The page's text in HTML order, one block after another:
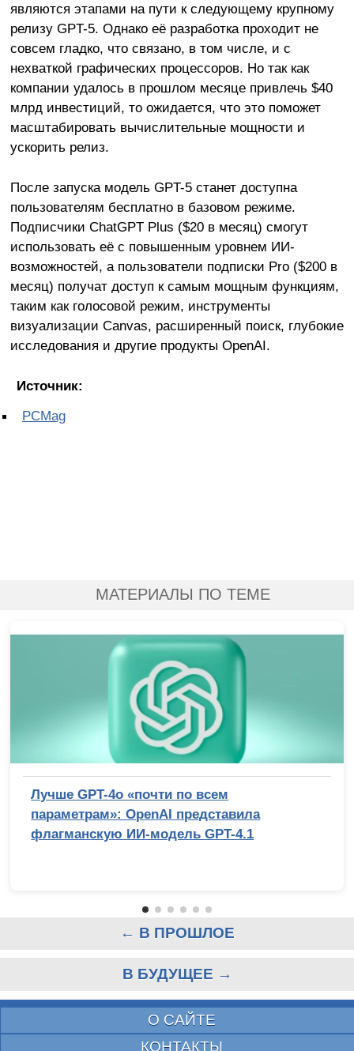
являются этапами на пути к следующему крупному
релизу GPT-5. Однако её разработка проходит не
совсем гладко, что связано, в том числе, и с
нехваткой графических процессоров. Но так как
компании удалось в прошлом месяце привлечь $40
млрд инвестиций, то ожидается, что это поможет
масштабировать вычислительные мощности и
ускорить релиз.
После запуска модель GPT-5 станет доступна
пользователям бесплатно в базовом режиме.
Подписчики ChatGPT Plus ($20 в месяц) смогут
использовать её с повышенным уровнем ИИ-
возможностей, а пользователи подписки Pro ($200 в
месяц) получат доступ к самым мощным функциям,
таким как голосовой режим, инструменты
визуализации Canvas, расширенный поиск, глубокие
исследования и другие продукты OpenAI.
Источник:
PCMag
МАТЕРИАЛЫ ПО ТЕМЕ
Лучше GPT-4o «почти по всем
параметрам»: OpenAI представила
флагманскую ИИ-модель GPT-4.1
← В ПРОШЛОЕ
В БУДУЩЕЕ →
О САЙТЕ
КОНТАКТЫ